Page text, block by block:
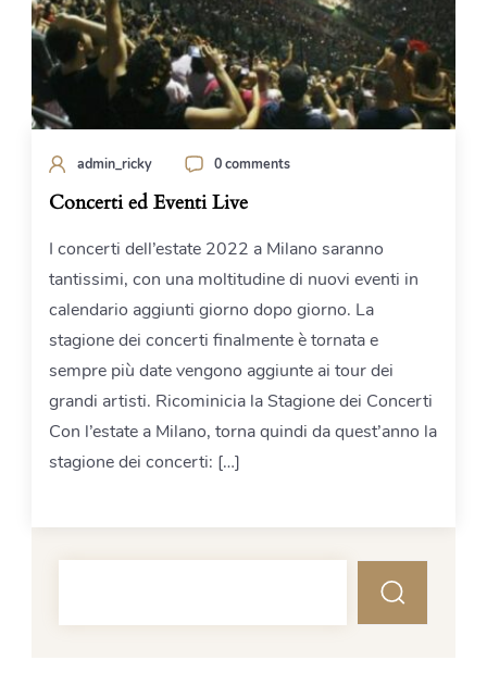
admin_ricky 0 comments
Concerti ed Eventi Live
I concerti dell’estate 2022 a Milano saranno
tantissimi, con una moltitudine di nuovi eventi in
calendario aggiunti giorno dopo giorno. La
stagione dei concerti finalmente è tornata e
sempre più date vengono aggiunte ai tour dei
grandi artisti. Ricominicia la Stagione dei Concerti
Con l’estate a Milano, torna quindi da quest’anno la
stagione dei concerti: […]